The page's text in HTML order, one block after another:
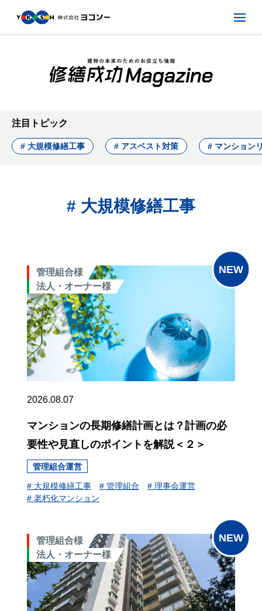
注目トピック
# 大規模修繕工事 # アスベスト対策 # マンション
# 大規模修繕工事
管理組合様
法人・オーナー様
2026.08.07
マンションの長期修繕計画とは？計画の必
要性や見直しのポイントを解説＜２＞
管理組合運営
# 大規模修繕工事 # 管理組合
# 理事会運営
# 老朽化マンション
管理組合様
法人・オーナー様